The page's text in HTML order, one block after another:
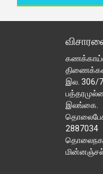
இல. 306/
இலங்கை.
2887034
தொலைநகல்